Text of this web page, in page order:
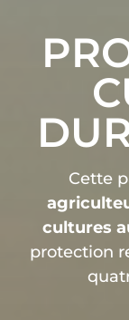
Cette
cultures
protection